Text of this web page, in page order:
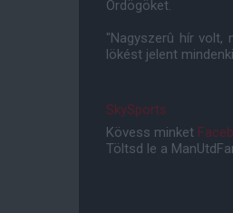
Ördögöket.
"Nagyszerû hír volt,
lökést jelent
SkySports
Kövess minket
Töltsd le a